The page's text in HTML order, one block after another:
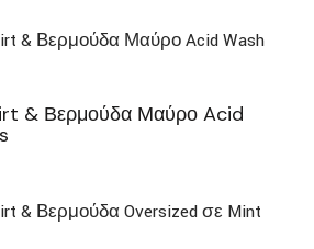
& Βερμούδα Μαύρο Acid